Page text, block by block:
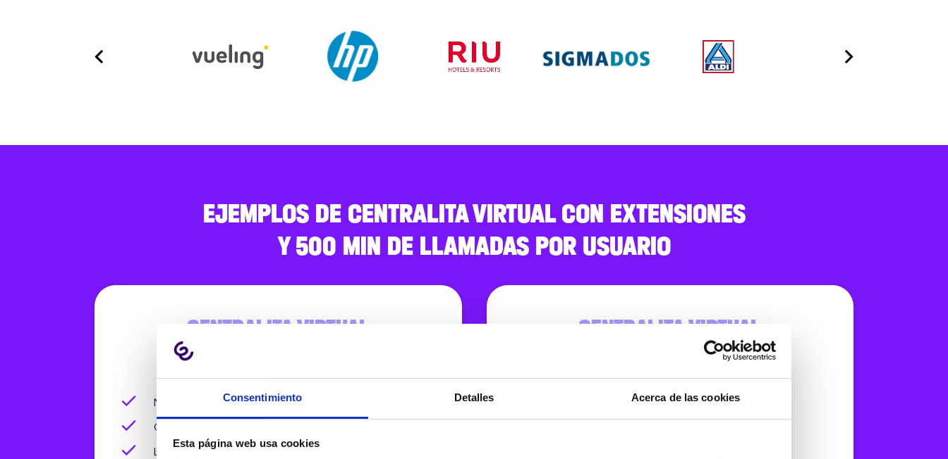
Consentimiento Detalles Acerca de las cookies
Esta página web usa cookies
EJEMPLOS DE CENTRALITA VIRTUAL CON EXTENSIONES
Y 500 MIN DE LLAMADAS POR USUARIO
CENTRALITA VIRTUAL
Números de teléfono
Centralita virtual completa
Llamadas
CENTRALITA VIRTUAL
120 usuarios
Números de teléfono